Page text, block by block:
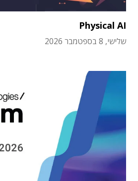
Physical AI
שלישי, 8 בספטמבר 2026